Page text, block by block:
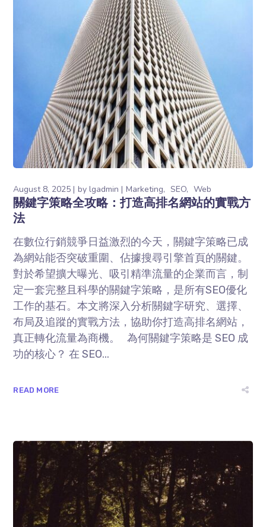
August 8, 2025 bylgadmin Marketing SEO Web
關鍵字策略全攻略：打造高排名網站的實戰方
法
在數位行銷競爭日益激烈的今天，關鍵字策略已成
為網站能否突破重圍、佔據搜尋引擎首頁的關鍵。
對於希望擴大曝光、吸引精準流量的企業而言，制
定一套完整且科學的關鍵字策略，是所有SEO優化
工作的基石。本文將深入分析關鍵字研究、選擇、
布局及追蹤的實戰方法，協助你打造高排名網站，
真正轉化流量為商機。 為何關鍵字策略是 SEO 成
功的核心？ 在 SEO...
READ MORE